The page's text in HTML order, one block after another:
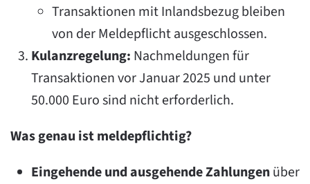
Transaktionen mit Inlandsbezug bleiben
von der Meldepflicht ausgeschlossen.
Kulanzregelung: Nachmeldungen für
Transaktionen vor Januar 2025 und unter
50.000 Euro sind nicht erforderlich.
Was genau ist meldepflichtig?
Eingehende und ausgehende Zahlungenüber